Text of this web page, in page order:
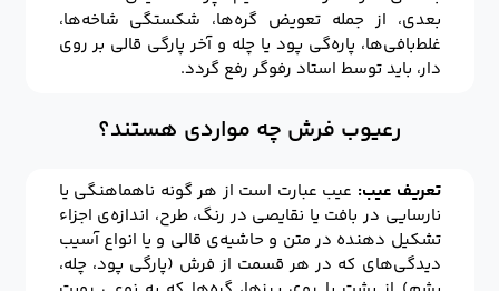
بعدی، از جمله تعویض گره‌ها، شکستگی شاخه‌ها،
غلط‌بافی‌ها، پاره‌گی پود یا چله و آخر پارگی قالی بر روی
دار، باید توسط استاد رفوگر رفع گردد.
رعیوب فرش چه مواردی هستند؟
تعریف عیب: عیب عبارت است از هر گونه ناهماهنگی یا
نارسایی در بافت یا نقایصی در رنگ، طرح، اندازه‌ی اجزاء
تشکیل دهنده در متن و حاشیه‌ی قالی و یا انواع آسیب
دیدگی‌های که در هر قسمت از فرش (پارگی پود، چله،